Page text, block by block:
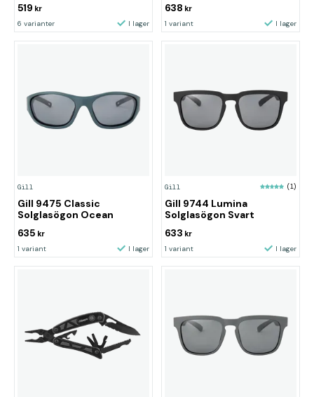
519 kr
6 varianter I lager
638 kr
1 variant I lager
Gill
Gill 9475 Classic
Solglasögon Ocean
635 kr
1 variant I lager
Gill (1)
Gill 9744 Lumina
Solglasögon Svart
633 kr
1 variant I lager